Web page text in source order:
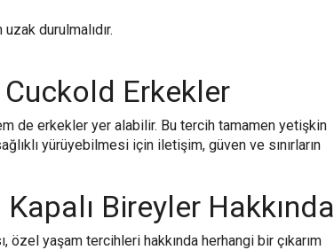
durulmalıdır.
Erkekler
de erkekler yer alabilir. Bu tercih tamamen yetişkin
yürüyebilmesi için iletişim, güven ve sınırların
Bireyler Hakkında
özel yaşam tercihleri hakkında herhangi bir çıkarım